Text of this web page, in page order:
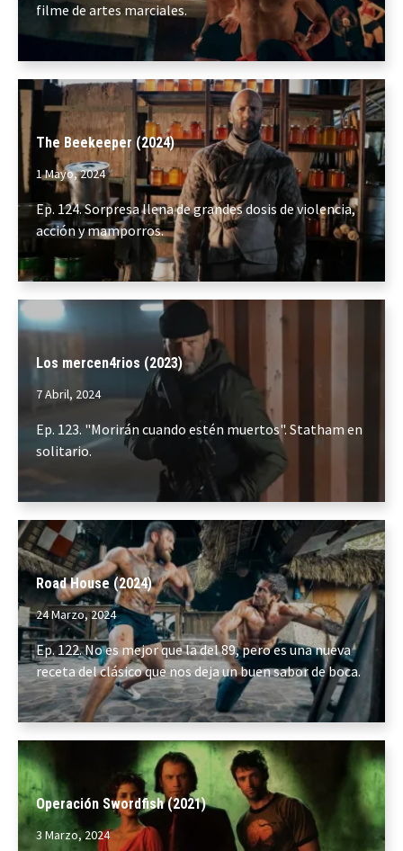
filme de artes marciales.
The Beekeeper (2024)
1 Mayo, 2024
Ep. 124. Sorpresa llena de grandes dosis de violencia,
acción y mamporros.
Los mercen4rios (2023)
7 Abril, 2024
Ep. 123. "Morirán cuando estén muertos". Statham en
solitario.
Road House (2024)
24 Marzo, 2024
Ep. 122. No es mejor que la del 89, pero es una nueva
receta del clásico que nos deja un buen sabor de boca.
Operación Swordfish (2021)
3 Marzo, 2024